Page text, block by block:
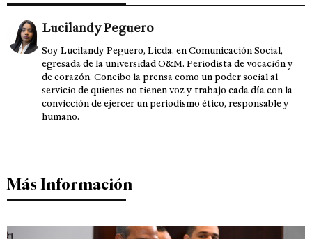
Lucilandy Peguero
Soy Lucilandy Peguero, Licda. en Comunicación Social,
egresada de la universidad O&M. Periodista de vocación y
de corazón. Concibo la prensa como un poder social al
servicio de quienes no tienen voz y trabajo cada día con la
convicción de ejercer un periodismo ético, responsable y
humano.
Más Información